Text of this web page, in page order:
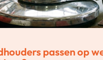
passen op